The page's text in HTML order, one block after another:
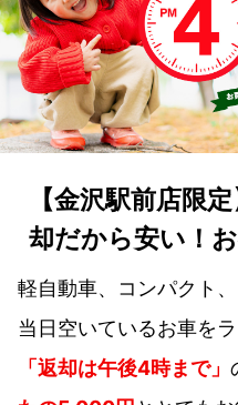
【金沢駅前店限
却だから安い！
軽自動車、コンパクト
当日空いているお車を
「返却は午後4時まで」